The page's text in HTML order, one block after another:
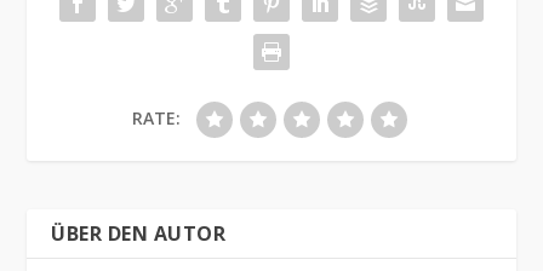
RATE:
ÜBER DEN AUTOR